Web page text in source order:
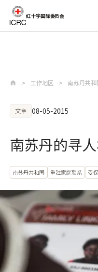
红十字国际委员会
工作地区 南苏丹共和
文章 08-05-2015
南苏丹的寻
南苏丹共和国 重建家庭联系 受